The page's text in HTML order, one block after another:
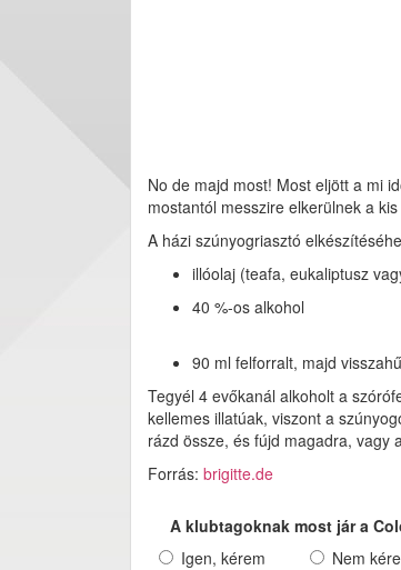
No de majd most! Most eljött a mi
mostantól messzire elkerülnek a
A házi szúnyogriasztó
illóolaj (teafa, eukaliptusz
40 %-os alkohol
90 ml felforralt, majd
Tegyél 4 evőkanál alkoholt a
kellemes illatúak, viszont a
rázd össze, és fújd magadra, vagy
Forrás: brigitte.de
A klubtagoknak most jár a
Igen, kérem
Nem